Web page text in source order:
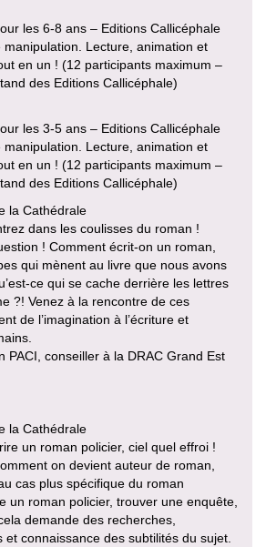
les 6-8 ans – Editions Callicéphale
Lecture, animation et
en un ! (12 participants maximum –
des Editions Callicéphale)
les 3-5 ans – Editions Callicéphale
Lecture, animation et
en un ! (12 participants maximum –
des Editions Callicéphale)
la Cathédrale
dans les coulisses du roman !
! Comment écrit-on un roman,
qui mènent au livre que nous avons
ce qui se cache derrière les lettres
?! Venez à la rencontre de ces
de l’imagination à l’écriture et
PACI, conseiller à la DRAC Grand Est
la Cathédrale
un roman policier, ciel quel effroi !
on devient auteur de roman,
cas plus spécifique du roman
un roman policier, trouver une enquête,
demande des recherches,
connaissance des subtilités du sujet.